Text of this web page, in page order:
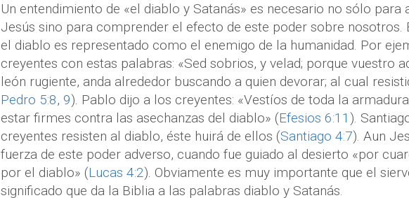
Un entendimiento de «el diablo y Satanás» es necesario no sólo para
Jesús sino para comprender el efecto de este poder sobre nosotros.
el diablo es representado como el enemigo de la humanidad. Por
creyentes con estas palabras: «Sed sobrios, y velad; porque vuestro
león rugiente, anda alrededor buscando a quien devorar; al cual
Pedro 5:8, 9). Pablo dijo a los creyentes: «Vestíos de toda la
estar firmes contra las asechanzas del diablo» (Efesios 6:11 ).
creyentes resisten al diablo, éste huirá de ellos (Santiago 4:7). Aun
fuerza de este poder adverso, cuando fue guiado al desierto «por
por el diablo» (Lucas 4:2). Obviamente es muy importante que el
significado que da la Biblia a las palabras diablo y Satanás.